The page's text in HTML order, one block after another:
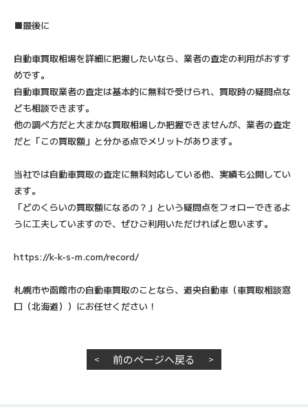
■最後に
自動車買取相場を詳細に把握したいなら、業者の査定の利用がおすす
めです。
自動車買取業者の査定は基本的に無料で受けられ、買取時の疑問点な
ども相談できます。
他の調べ方だと大まかな買取相場しか把握できませんが、業者の査定
だと「この買取額」と分かる点でメリットがあります。
当社では自動車買取の査定に無料対応している他、実績も公開してい
ます。
「どのくらいの買取額になるの？」という疑問点をフォローできるよ
うに工夫していますので、ぜひご利用いただければと思います。
https://k-k-s-m.com/record/
札幌市や函館市の自動車買取のことなら、道央自動車（車買取相談窓
口（北海道））にお任せください！
< 前のページへ戻る >